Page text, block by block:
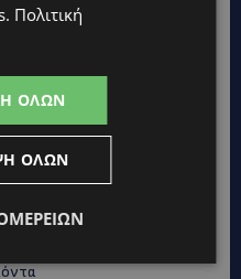
Μάριου: «Ζούμε σε μια
απόφαση που κρατά
των παιδιών του
. Πολιτική
ΌΛΩΝ
ΌΛΩΝ